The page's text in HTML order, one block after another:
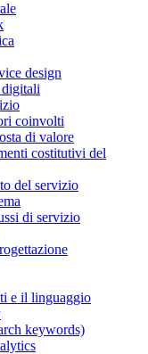
design
coinvolti
di valore
costitutivi del
del servizio
di servizio
e il linguaggio
keywords)